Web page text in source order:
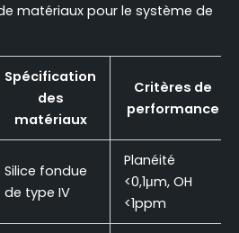
matériaux pour le système de
Spécification
des
matériaux
Critères de
performance
Silice fondue
de type IV
Planéité
<0,1μm, OH
<1ppm